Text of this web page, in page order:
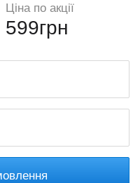
Ціна по акції
599грн